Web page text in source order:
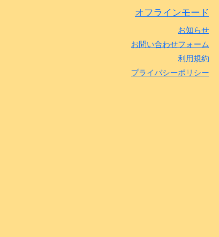
オフラインモード
お知らせ
お問い合わせフォーム
利用規約
プライバシーポリシー